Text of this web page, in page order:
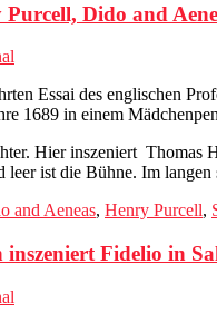
Dido and
Essai des englischen
1689 in einem
Hier inszeniert Thomas
ist die Bühne. Im
and Aeneas, Henry Purcell,
Fidelio in